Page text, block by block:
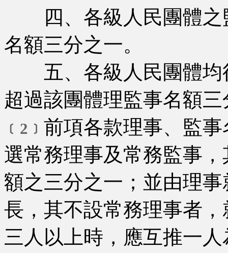
四、各級人民團體之
名額三分之一。
五、各級人民團體均
超過該團體理監事名額
﹝2﹞ 前項各款理事、監
選常務理事及常務監事
額之三分之一；並由理
長，其不設常務理事者
三人以上時，應互推一